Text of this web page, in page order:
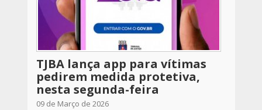
TJBA lança app para vítimas
pedirem medida protetiva,
nesta segunda-feira
09 de Março de 2026